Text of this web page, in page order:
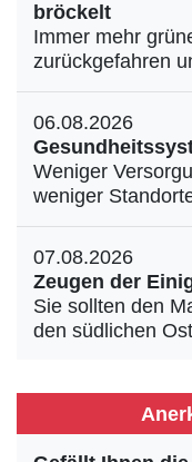
bröckelt
Immer mehr
zurückgefahren
06.08.2026
Weniger
weniger
07.08.2026
Zeugen der
Sie sollten den
den südlichen